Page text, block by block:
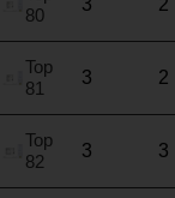
80
Top
81
3 2
Top
82
3 3